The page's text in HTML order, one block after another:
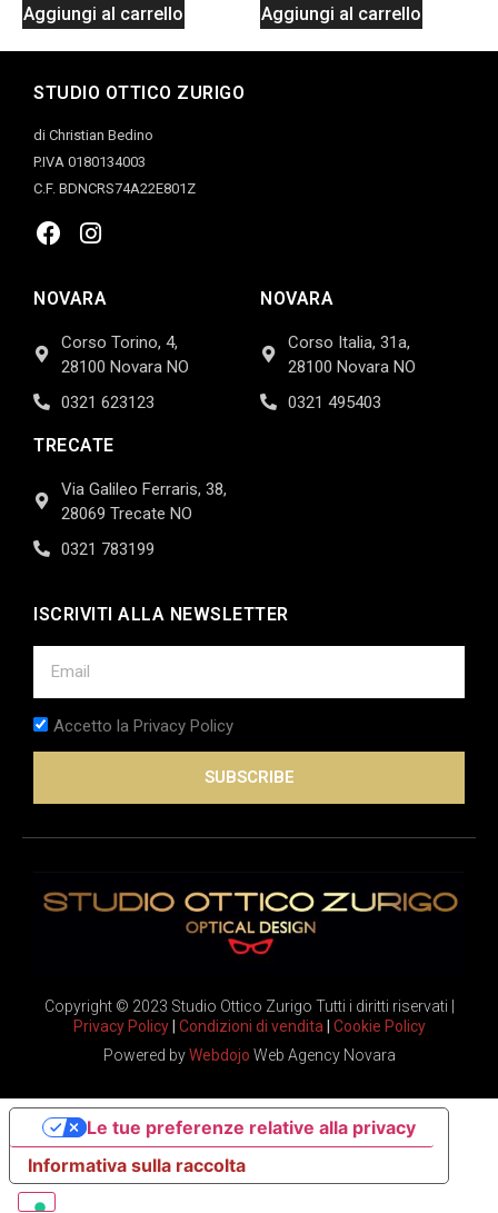
Aggiungi al carrello Aggiungi al carrello
STUDIO OTTICO ZURIGO
di Christian Bedino
P.IVA 0180134003
C.F. BDNCRS74A22E801Z
NOVARA
Corso Torino, 4,
28100 Novara NO
0321 623123
NOVARA
Corso Italia, 31a,
28100 Novara NO
0321 495403
TRECATE
Via Galileo Ferraris, 38,
28069 Trecate NO
0321 783199
ISCRIVITI ALLA NEWSLETTER
Accetto la Privacy Policy
SUBSCRIBE
Copyright © 2023 Studio Ottico Zurigo Tutti i diritti riservati |
Privacy Policy| Condizioni di vendita| Cookie Policy
Powered by Webdojo Web Agency Novara
Informativa sulla raccolta
Le tue preferenze relative alla privacy